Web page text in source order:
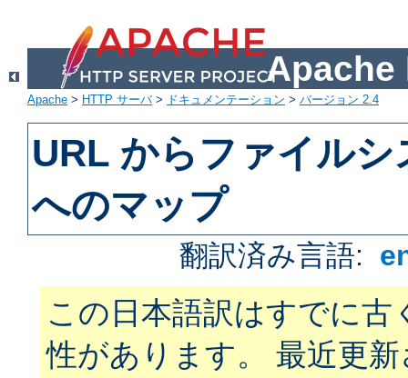
Apache
Apache > HTTP サーバ> ドキュメンテーション > バージョン 2.4
URL からファイル
へのマップ
翻訳済み言語:
この日本語訳はすでに古
性があります。 最近更